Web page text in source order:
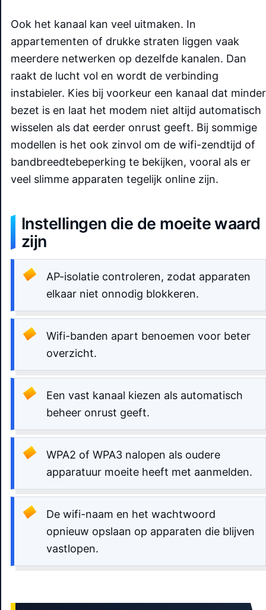
Ook het kanaal kan veel uitmaken. In
appartementen of drukke straten liggen vaak
meerdere netwerken op dezelfde kanalen. Dan
raakt de lucht vol en wordt de verbinding
instabieler. Kies bij voorkeur een kanaal dat minder
bezet is en laat het modem niet altijd automatisch
wisselen als dat eerder onrust geeft. Bij sommige
modellen is het ook zinvol om de wifi-zendtijd of
bandbreedtebeperking te bekijken, vooral als er
veel slimme apparaten tegelijk online zijn.
Instellingen die de moeite waard
zijn
AP-isolatie controleren, zodat apparaten
elkaar niet onnodig blokkeren.
Wifi-banden apart benoemen voor beter
overzicht.
Een vast kanaal kiezen als automatisch
beheer onrust geeft.
WPA2 of WPA3 nalopen als oudere
apparatuur moeite heeft met aanmelden.
De wifi-naam en het wachtwoord
opnieuw opslaan op apparaten die blijven
vastlopen.